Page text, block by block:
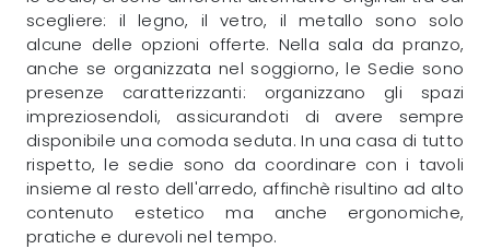
scegliere: il legno, il vetro, il metallo sono solo
alcune delle opzioni offerte. Nella sala da pranzo,
anche se organizzata nel soggiorno, le Sedie sono
presenze caratterizzanti: organizzano gli spazi
impreziosendoli, assicurandoti di avere sempre
disponibile una comoda seduta. In una casa di tutto
rispetto, le sedie sono da coordinare con i tavoli
insieme al resto dell'arredo, affinchè risultino ad alto
contenuto estetico ma anche ergonomiche,
pratiche e durevoli nel tempo.